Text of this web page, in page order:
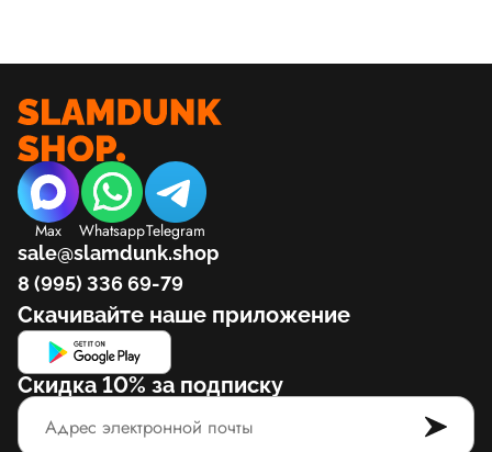
Max WhatsappTelegram
sale@slamdunk.shop
8 (995) 336 69-79
Скачивайте наше приложение
Скидка 10% за подписку